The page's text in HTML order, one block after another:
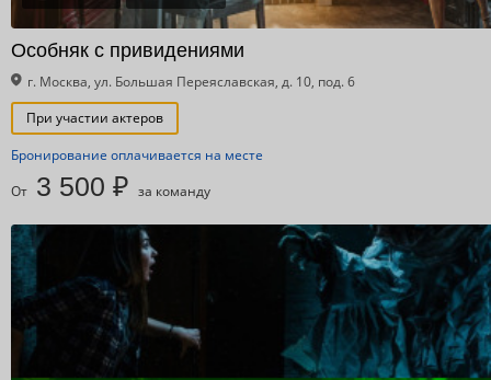
Особняк с привидениями
г. Москва, ул. Большая Переяславская, д. 10, под. 6
При участии актеров
Бронирование оплачивается на месте
От 3 500 ₽ за команду